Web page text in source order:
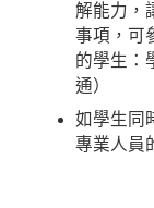
解能力，
事項，可
的學生：
通）
如學生同
專業人員